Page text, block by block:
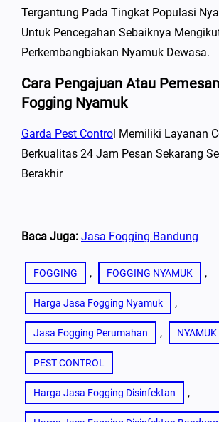
Tergantung Pada Tingkat Populasi
Untuk Pencegahan Sebaiknya
Perkembangbiakan Nyamuk Dewasa.
Cara Pengajuan Atau
Fogging Nyamuk
Garda Pest ControL Memiliki Layanan
Berkualitas 24 Jam Pesan Sekarang
Berakhir
Baca Juga: Jasa Fogging Bandung
FOGGING , FOGGING NYAMUK ,
Harga Jasa Fogging Nyamuk ,
Jasa Fogging Perumahan , NYAMUK
PEST CONTROL
Harga Jasa Fogging Disinfektan ,